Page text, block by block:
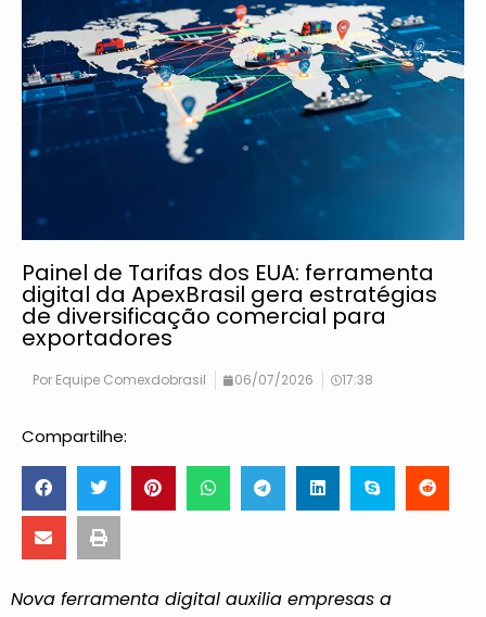
Painel de Tarifas dos EUA: ferramenta
digital da ApexBrasil gera estratégias
de diversificação comercial para
exportadores
Por Equipe Comexdobrasil 06/07/2026 17:38
Compartilhe:
Nova ferramenta digital auxilia empresas a